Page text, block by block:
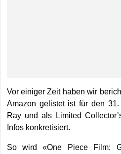
Vor einiger Zeit haben wir
Amazon gelistet ist für den
Ray und als Limited
Infos konkretisiert.
So wird «One Piece Film: